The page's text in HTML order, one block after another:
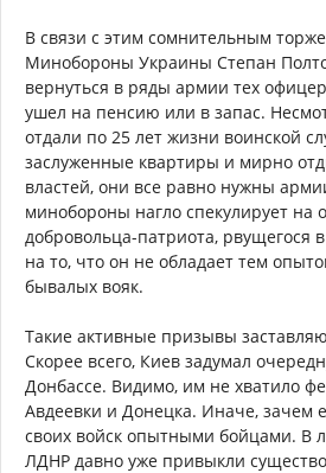
В связи с этим сомнительным
Минобороны Украины Степан
вернуться в ряды армии тех
ушел на пенсию или в запас.
отдали по 25 лет жизни воинской
заслуженные квартиры и мирно
властей, они все равно нужны
минобороны нагло спекулирует на
добровольца-патриота, рвущегося
на то, что он не обладает тем
бывалых вояк.
Такие активные призывы
Скорее всего, Киев задумал
Донбассе. Видимо, им не хватило
Авдеевки и Донецка. Иначе, зачем
своих войск опытными бойцами. В
ЛДНР давно уже привыкли